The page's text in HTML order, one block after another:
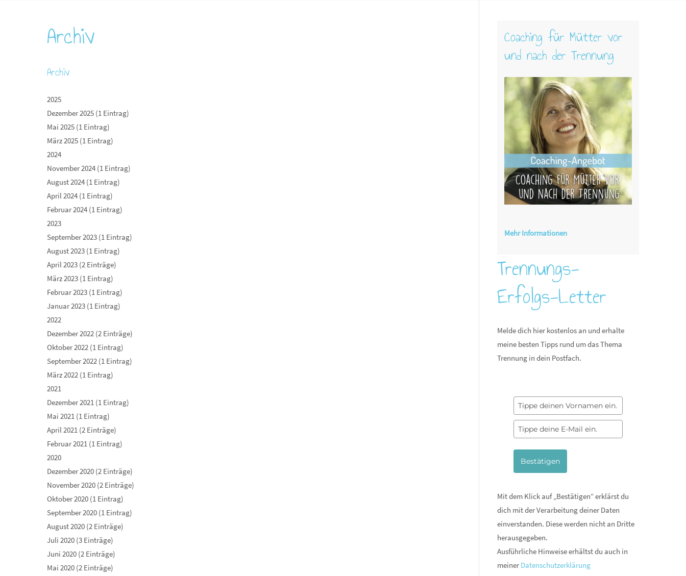
Archiv
Archiv
2025
Dezember 2025 (1 Eintrag)
Mai 2025 (1 Eintrag)
März 2025 (1 Eintrag)
2024
November 2024 (1 Eintrag)
August 2024 (1 Eintrag)
April 2024 (1 Eintrag)
Februar 2024 (1 Eintrag)
2023
September 2023 (1 Eintrag)
August 2023 (1 Eintrag)
April 2023 (2 Einträge)
März 2023 (1 Eintrag)
Februar 2023 (1 Eintrag)
Januar 2023 (1 Eintrag)
2022
Dezember 2022 (2 Einträge)
Oktober 2022 (1 Eintrag)
September 2022 (1 Eintrag)
März 2022 (1 Eintrag)
2021
Dezember 2021 (1 Eintrag)
Mai 2021 (1 Eintrag)
April 2021 (2 Einträge)
Februar 2021 (1 Eintrag)
2020
Dezember 2020 (2 Einträge)
November 2020 (2 Einträge)
Oktober 2020 (1 Eintrag)
September 2020 (1 Eintrag)
August 2020 (2 Einträge)
Juli 2020 (3 Einträge)
Juni 2020 (2 Einträge)
Mai 2020 (2 Einträge)
Coaching für Mütter vor
und nach der Trennung
Mehr Informationen
Trennungs-
Erfolgs-Letter
Melde dich hier kostenlos an und erhalte
meine besten Tipps rund um das Thema
Trennung in dein Postfach.
Bestätigen
Mit dem Klick auf „Bestätigen“ erklärst du
dich mit der Verarbeitung deiner Daten
einverstanden. Diese werden nicht an Dritte
herausgegeben.
Ausführliche Hinweise erhältst du auch in
meiner Datenschutzerklärung